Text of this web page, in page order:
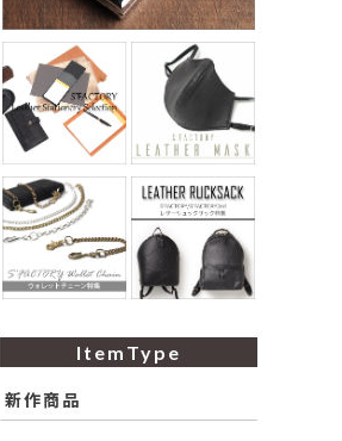
ItemType
新作商品